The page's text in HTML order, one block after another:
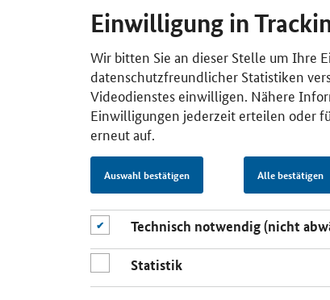
Einwilligung in
Wir bitten Sie an dieser Stelle um Ihre
datenschutzfreundlicher Statistiken
Videodienstes einwilligen. Nähere
Einwilligungen jederzeit erteilen oder
erneut auf.
Auswahl bestätigen Alle bestätigen
Technisch notwendig (nicht
Statistik